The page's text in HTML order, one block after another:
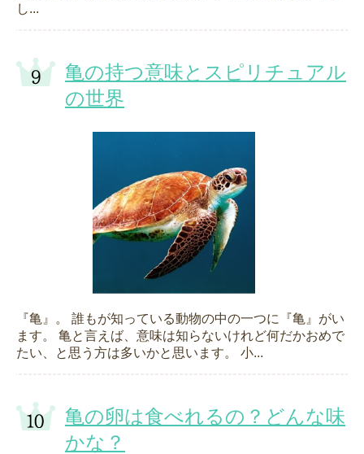
し...
亀の持つ意味とスピリチュアル
の世界
『亀』。 誰もが知っている動物の中の一つに『亀』がい
ます。 亀と言えば、意味は知らないけれど何だかおめで
たい、と思う方は多いかと思います。 小...
亀の卵は食べれるの？どんな味
かな？